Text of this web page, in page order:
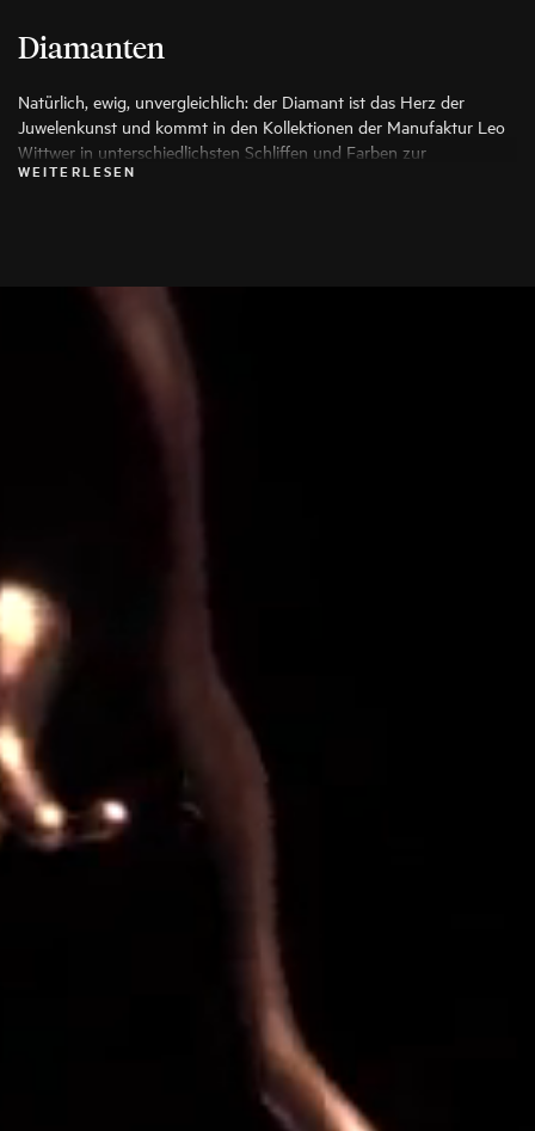
Diamanten
Natürlich, ewig, unvergleichlich: der Diamant ist das Herz der
Juwelenkunst und kommt in den Kollektionen der Manufaktur Leo
Wittwer in unterschiedlichsten Schliffen und Farben zur
Anwendung, die seine Schönheit auf die Spitze treiben. Es werden
WEITERLESEN